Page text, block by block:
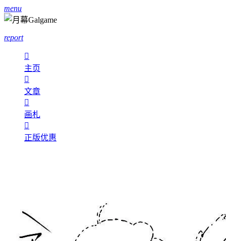
menu
report

主页

文章

画札

正版优惠